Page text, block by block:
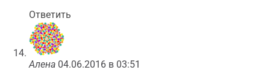
Ответить
Алена 04.06.2016 в 03:51